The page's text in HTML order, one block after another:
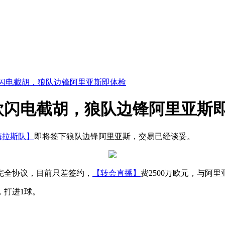
电截胡，狼队边锋阿里亚斯即体检
电截胡，狼队边锋阿里亚斯
拉斯队】 即将签下狼队边锋阿里亚斯，交易已经谈妥。
协议，目前只差签约， 【转会直播】 费2500万欧元，与阿里
进1球。